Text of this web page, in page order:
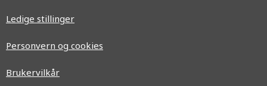
Ledige stillinger
Personvern og cookies
Brukervilkår